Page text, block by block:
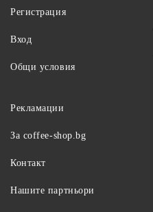
Регистрация
Вход
Общи условия
Рекламации
За coffee-shop.bg
Контакт
Нашите партньори